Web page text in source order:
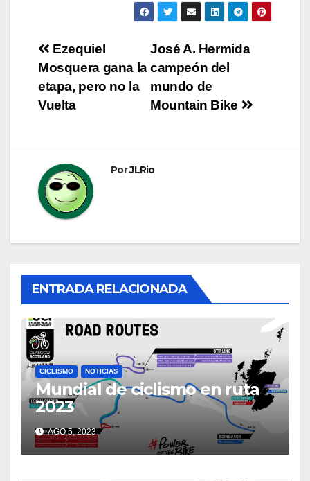
Navegación
de
entradas
José A. Hermida
campeón del
mundo de
Mountain Bike
Ezequiel
Mosquera gana la
etapa, pero no la
Vuelta
PorJLRio
ENTRADA RELACIONADA
CICLISMO NOTICIAS
Mundial de ciclismo en ruta
2023
AGO 5, 2023